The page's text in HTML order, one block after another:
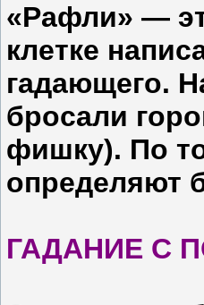
«Рафли» —
клетке
гадающего.
бросали
фишку). По
определяют
ГАДАНИЕ С